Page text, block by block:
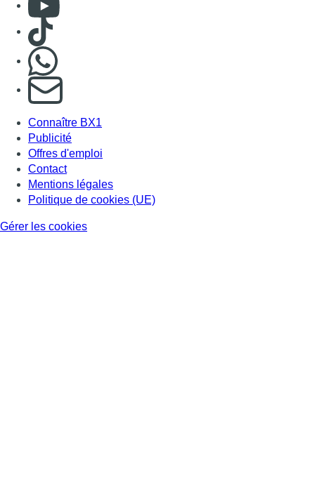
Consulter TikTok
S'abonner à notre newsletter
Connaître BX1
Publicité
Offres d'emploi
Contact
Mentions légales
Politique de cookies (UE)
Gérer les cookies